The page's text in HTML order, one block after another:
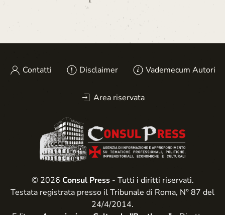
Contatti Disclaimer Vademecum Autori
Area riservata
© 2026 Consul Press- Tutti i diritti riservati.
Testata registrata presso il Tribunale di Roma, N° 87 del
24/4/2014.